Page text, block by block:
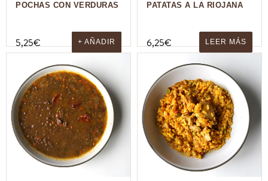
POCHAS CON VERDURAS
5,25€ + AÑADIR
PATATAS A LA RIOJANA
6,25€ LEER MÁS